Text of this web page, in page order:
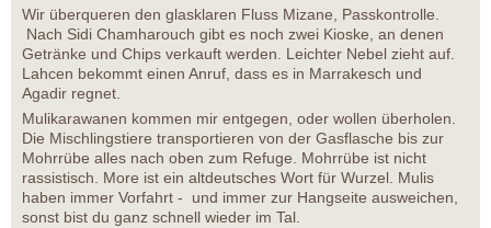
Wir überqueren den glasklaren Fluss Mizane, Passkontrolle.
Nach Sidi Chamharouch gibt es noch zwei Kioske, an denen
Getränke und Chips verkauft werden. Leichter Nebel zieht auf.
Lahcen bekommt einen Anruf, dass es in Marrakesch und
Agadir regnet.
Mulikarawanen kommen mir entgegen, oder wollen überholen.
Die Mischlingstiere transportieren von der Gasflasche bis zur
Mohrrübe alles nach oben zum Refuge. Mohrrübe ist nicht
rassistisch. More ist ein altdeutsches Wort für Wurzel. Mulis
haben immer Vorfahrt - und immer zur Hangseite ausweichen,
sonst bist du ganz schnell wieder im Tal.